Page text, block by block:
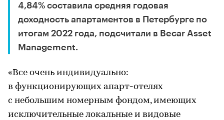
4,84% составила средняя годовая
доходность апартаментов в Петербурге по
итогам 2022 года, подсчитали в Becar Asset
Management.
«Все очень индивидуально:
в функционирующих апарт-отелях
с небольшим номерным фондом, имеющих
исключительные локальные и видовые